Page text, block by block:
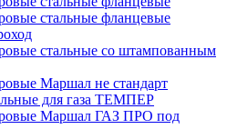
стальные фланцевые
стальные со штампованным
Маршал не стандарт
для газа ТЕМПЕР
Маршал ГАЗ ПРО под